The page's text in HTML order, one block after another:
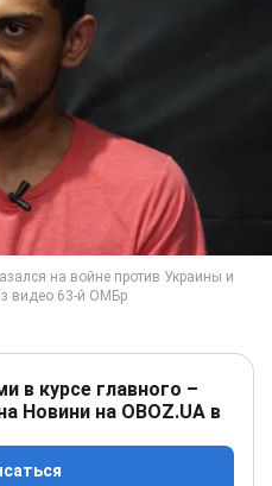
в курсе главного –
Новини на OBOZ.UA в